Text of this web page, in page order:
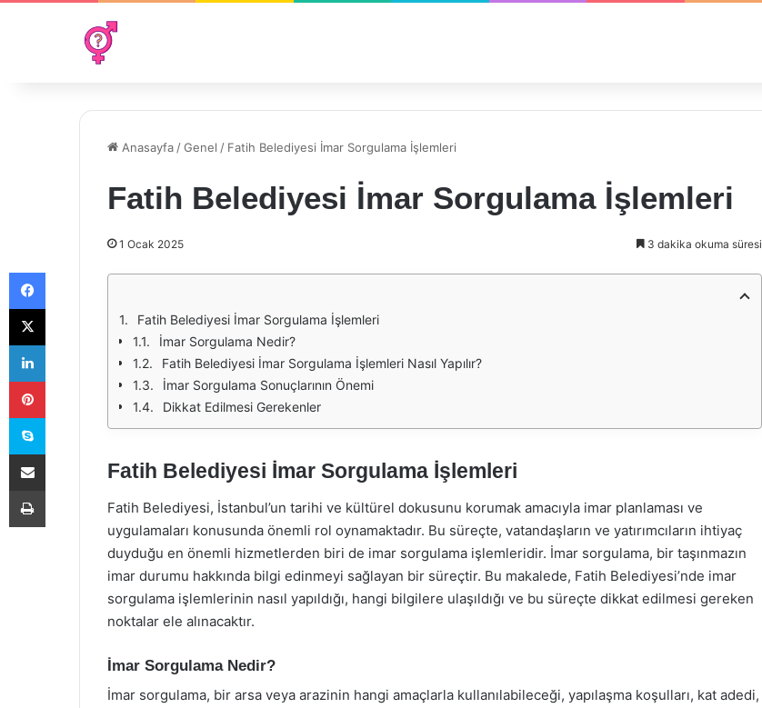
Anasayfa /Genel / Fatih Belediyesi İmar Sorgulama İşlemleri
Fatih Belediyesi İmar Sorgulama İşlemleri
1 Ocak 2025 3 dakika okuma süresi
Fatih Belediyesi İmar Sorgulama İşlemleri
İmar Sorgulama Nedir?
Fatih Belediyesi İmar Sorgulama İşlemleri Nasıl Yapılır?
İmar Sorgulama Sonuçlarının Önemi
Dikkat Edilmesi Gerekenler
Fatih Belediyesi İmar Sorgulama İşlemleri
Fatih Belediyesi, İstanbul’un tarihi ve kültürel dokusunu korumak amacıyla imar planlaması ve
uygulamaları konusunda önemli rol oynamaktadır. Bu süreçte, vatandaşların ve yatırımcıların ihtiyaç
duyduğu en önemli hizmetlerden biri de imar sorgulama işlemleridir. İmar sorgulama, bir taşınmazın
imar durumu hakkında bilgi edinmeyi sağlayan bir süreçtir. Bu makalede, Fatih Belediyesi’nde imar
sorgulama işlemlerinin nasıl yapıldığı, hangi bilgilere ulaşıldığı ve bu süreçte dikkat edilmesi gereken
noktalar ele alınacaktır.
İmar Sorgulama Nedir?
İmar sorgulama, bir arsa veya arazinin hangi amaçlarla kullanılabileceği, yapılaşma koşulları, kat adedi,
Facebook
X
LinkedIn
Pinterest
Skype
E-Posta ile paylaş